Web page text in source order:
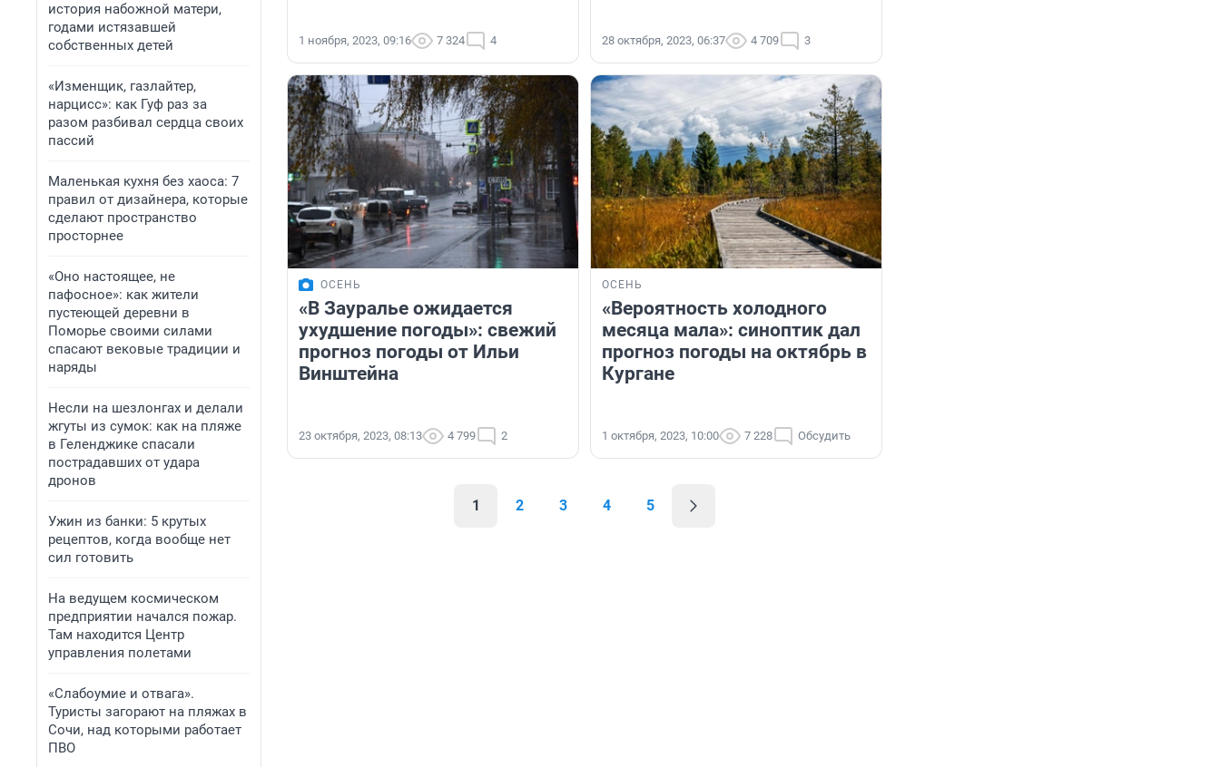
история набожной матери,
годами истязавшей
собственных детей
«Изменщик, газлайтер,
нарцисс»: как Гуф раз за
разом разбивал сердца своих
пассий
Маленькая кухня без хаоса: 7
правил от дизайнера, которые
сделают пространство
просторнее
«Оно настоящее, не
пафосное»: как жители
пустеющей деревни в
Поморье своими силами
спасают вековые традиции и
наряды
Несли на шезлонгах и делали
жгуты из сумок: как на пляже
в Геленджике спасали
пострадавших от удара
дронов
Ужин из банки: 5 крутых
рецептов, когда вообще нет
сил готовить
На ведущем космическом
предприятии начался пожар.
Там находится Центр
управления полетами
«Слабоумие и отвага».
Туристы загорают на пляжах в
Сочи, над которыми работает
ПВО
1 ноября, 2023, 09:16 7 324 4 28 октября, 2023, 06:37 4 709 3
ОСЕНЬ
«В Зауралье ожидается
ухудшение погоды»: свежий
прогноз погоды от Ильи
Винштейна
23 октября, 2023, 08:13 4 799 2
ОСЕНЬ
«Вероятность холодного
месяца мала»: синоптик дал
прогноз погоды на октябрь в
Кургане
1 октября, 2023, 10:00 7 228 Обсудить
1 2 3 4 5